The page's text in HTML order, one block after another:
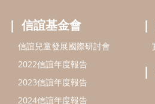
好孕袋
分齡育兒電子報
線上教養諮詢
出版服務